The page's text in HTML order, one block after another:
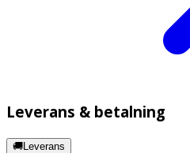
Leverans & betalning
🚚Leverans